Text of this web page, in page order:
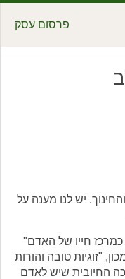
פרסום עסק
יש לנו מענה על
חייו של האדם"
"זוגיות טובה והורות
החיובית שיש לאדם